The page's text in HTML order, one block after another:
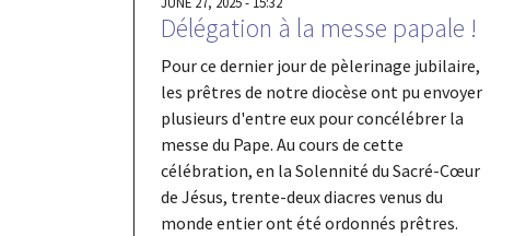
Délégation à la messe papale !
Pour ce dernier jour de pèlerinage jubilaire,
les prêtres de notre diocèse ont pu envoyer
plusieurs d'entre eux pour concélébrer la
messe du Pape. Au cours de cette
célébration, en la Solennité du Sacré-Cœur
de Jésus, trente-deux diacres venus du
monde entier ont été ordonnés prêtres.